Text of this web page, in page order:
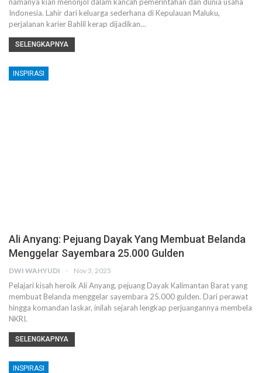
Indonesia. Lahir dari keluarga sederhana di Kepulauan Maluku,
perjalanan karier Bahlil kerap dijadikan…
SELENGKAPNYA
INSPIRASI
Ali Anyang: Pejuang Dayak Yang Membuat Belanda
Menggelar Sayembara 25.000 Gulden
DWI WAHYUDI Nov 3, 2025
Pelajari kisah heroik Ali Anyang, pejuang Dayak Kalimantan Barat yang
membuat Belanda menggelar sayembara 25.000 gulden. Dari perawat
hingga komandan laskar, inilah sejarah lengkap perjuangannya membela
NKRI.
SELENGKAPNYA
INSPIRASI